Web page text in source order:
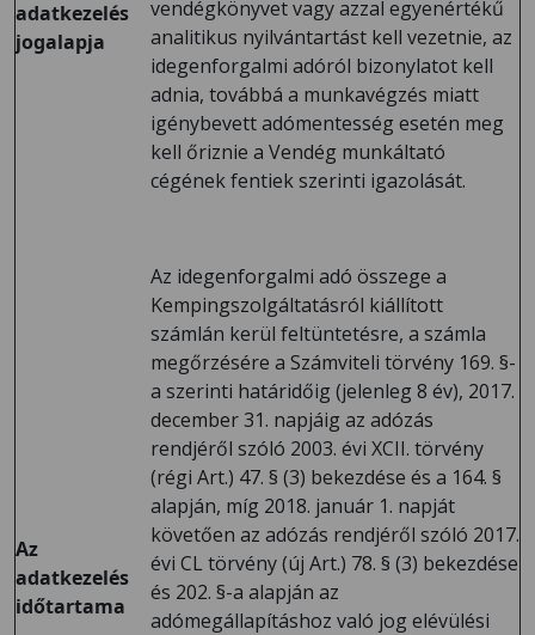
adatkezelés
jogalapja
vendégkönyvet vagy azzal egyenértékű
analitikus nyilvántartást kell vezetnie, az
idegenforgalmi adóról bizonylatot kell
adnia, továbbá a munkavégzés miatt
igénybevett adómentesség esetén meg
kell őriznie a Vendég munkáltató
cégének fentiek szerinti igazolását.
Az
adatkezelés
időtartama
Az idegenforgalmi adó összege a
Kempingszolgáltatásról kiállított
számlán kerül feltüntetésre, a számla
megőrzésére a Számviteli törvény 169. §-
a szerinti határidőig (jelenleg 8 év), 2017.
december 31. napjáig az adózás
rendjéről szóló 2003. évi XCII. törvény
(régi Art.) 47. § (3) bekezdése és a 164. §
alapján, míg 2018. január 1. napját
követően az adózás rendjéről szóló 2017.
évi CL törvény (új Art.) 78. § (3) bekezdése
és 202. §-a alapján az
adómegállapításhoz való jog elévülési